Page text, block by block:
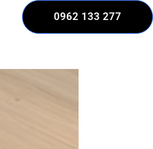
0962 133 277